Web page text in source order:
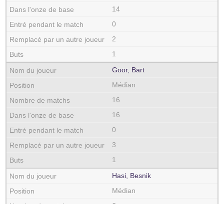
14
0
2
1
Goor, Bart
Médian
16
16
0
3
1
Hasi, Besnik
Médian